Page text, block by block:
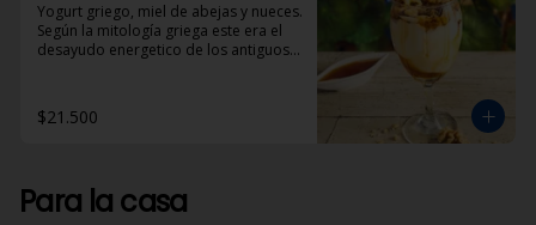
Yogurt griego, miel de abejas y nueces.
Según la mitología griega este era el
desayudo energetico de los antiguos
$21.500
Para la casa